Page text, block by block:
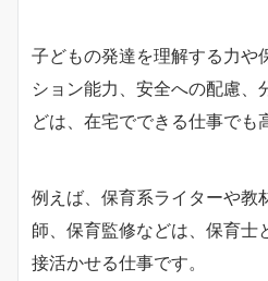
子どもの発達を理解する力や
ション能力、安全への配慮、
どは、在宅でできる仕事でも
例えば、保育系ライターや教
師、保育監修などは、保育士
接活かせる仕事です。